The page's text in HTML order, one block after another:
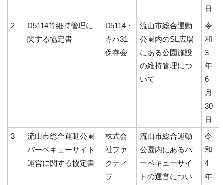
日
2
D5114等維持管理に
関する協定書
D5114・
キハ31
保存会
流山市総合運動
公園内のSL広場
にある公園施設
の維持管理につ
いて
令
和
3
年
6
月
30
日
3
流山市総合運動公園
バーベキューサイト
運営に関する協定書
株式会
社ファ
クティ
ブ
流山市総合運動
公園内にあるバ
ーベキューサイ
トの運営につい
令
和
4
年